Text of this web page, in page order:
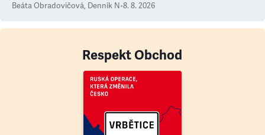
Beáta Obradovičová, Denník N•8. 8. 2026
Respekt Obchod